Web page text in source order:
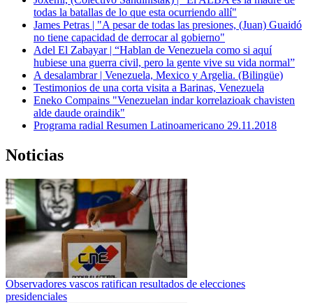
todas la batallas de lo que esta ocurriendo allí"
James Petras | "A pesar de todas las presiones, (Juan) Guaidó
no tiene capacidad de derrocar al gobierno"
Adel El Zabayar | “Hablan de Venezuela como si aquí
hubiese una guerra civil, pero la gente vive su vida normal”
A desalambrar | Venezuela, Mexico y Argelia. (Bilingüe)
Testimonios de una corta visita a Barinas, Venezuela
Eneko Compains "Venezuelan indar korrelazioak chavisten
alde daude oraindik"
Programa radial Resumen Latinoamericano 29.11.2018
Noticias
Observadores vascos ratifican resultados de elecciones
presidenciales